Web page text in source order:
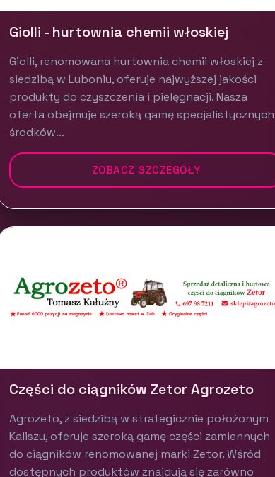
Giolli - hurtownia chemii włoskiej
Giolli, renomowana hurtownia chemii włoskiej z
siedzibą w Luboniu, oferuje najwyższej jakości
produkty do czyszczenia i pielęgnacji. Nasza
oferta obejmuje szeroką gamę specjalistycznych
środków...
ZOBACZ SZCZEGÓŁY
Części do ciągników Zetor Agrozeto
Agrozeto, z siedzibą w strategicznie położonym
Kaliszu, oferuje szeroką gamę części zamiennych
do ciągników renomowanej marki Zetor. Wśród
dostępnych produktów znajdują się zarówno